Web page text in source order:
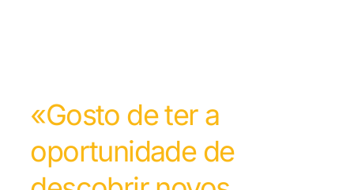
«Gosto de ter a
oportunidade de